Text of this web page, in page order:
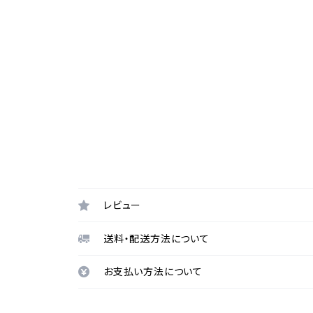
レビュー
送料・配送方法について
お支払い方法について